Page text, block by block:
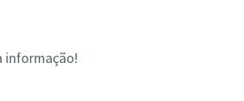
informação!